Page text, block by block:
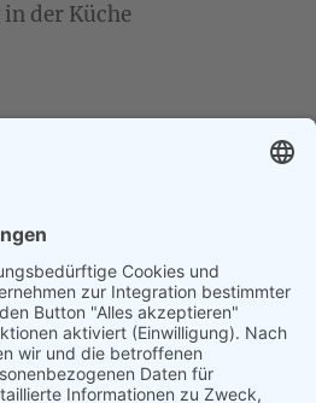
der Küche
Weitere Infos zum
gibt es kurz vor dem
ist eine kostenfreie
Absage sind die
fällig.